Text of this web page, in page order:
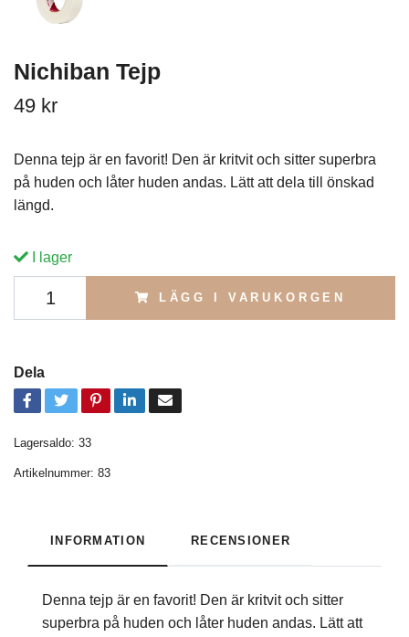
Nichiban Tejp
49 kr
Denna tejp är en favorit! Den är kritvit och sitter superbra
på huden och låter huden andas. Lätt att dela till önskad
längd.
I lager
LÄGG I VARUKORGEN
Dela
Lagersaldo: 33
Artikelnummer: 83
INFORMATION RECENSIONER
Denna tejp är en favorit! Den är kritvit och sitter
superbra på huden och låter huden andas. Lätt att